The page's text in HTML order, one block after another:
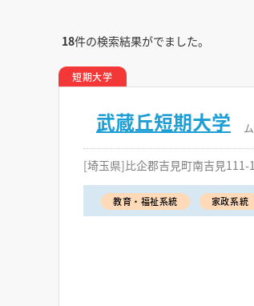
18件の検索結果がでました。
短期大学
武蔵丘短期大学
[埼玉県]比企郡吉見町南吉見111-1
教育・福祉系統 家政系統